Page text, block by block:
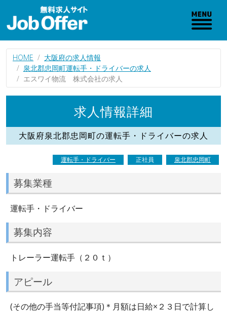
HOME
大阪府の求人情報
泉北郡忠岡町運転手・ドライバーの求人
エスワイ物流 株式会社の求人
求人情報詳細
大阪府泉北郡忠岡町の運転手・ドライバーの求人
運転手・ドライバー 正社員 泉北郡忠岡町
募集業種
運転手・ドライバー
募集内容
トレーラー運転手（２０ｔ）
アピール
(その他の手当等付記事項)＊月額は日給×２３日で計算し